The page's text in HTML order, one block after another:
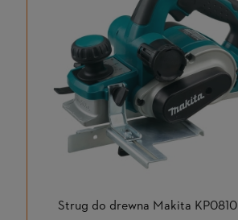
Strug do drewna Makita KP0810